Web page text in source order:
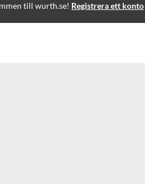
till wurth.se! Registrera ett konto